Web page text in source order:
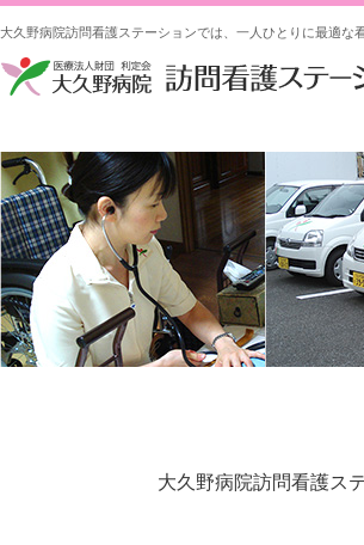
大久野病院訪問看護ステーションでは、一人ひとりに最適な
大久野病院訪問看護ス